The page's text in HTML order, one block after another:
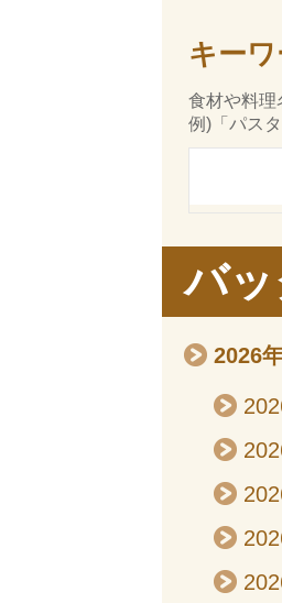
キー
食材や料理
例)「パス
バ
2026